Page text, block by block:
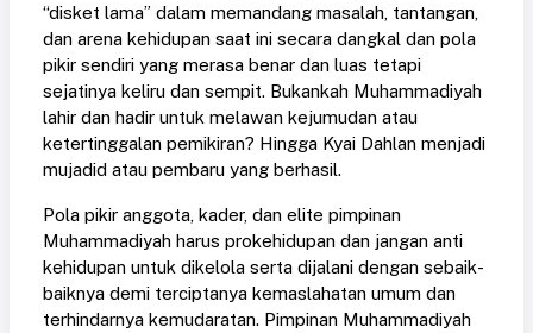
“disket lama” dalam memandang masalah, tantangan,
dan arena kehidupan saat ini secara dangkal dan pola
pikir sendiri yang merasa benar dan luas tetapi
sejatinya keliru dan sempit. Bukankah Muhammadiyah
lahir dan hadir untuk melawan kejumudan atau
ketertinggalan pemikiran? Hingga Kyai Dahlan menjadi
mujadid atau pembaru yang berhasil.
Pola pikir anggota, kader, dan elite pimpinan
Muhammadiyah harus prokehidupan dan jangan anti
kehidupan untuk dikelola serta dijalani dengan sebaik-
baiknya demi terciptanya kemaslahatan umum dan
terhindarnya kemudaratan. Pimpinan Muhammadiyah